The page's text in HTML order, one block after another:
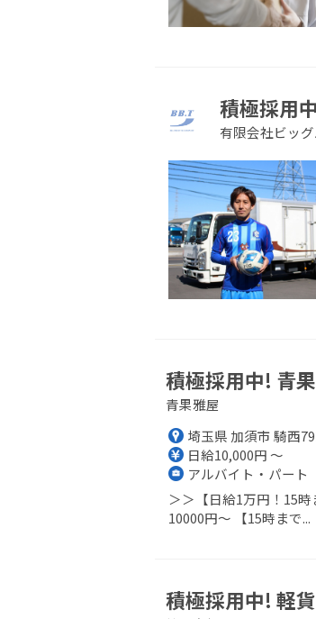
積極採用
有限会社ビッ
積極採用中! 青
青果雅屋
埼玉県 加須市 騎西
日給10,000円 ～
アルバイト・パート
＞＞【日給1万円！15
10000円～ 【15時まで...
積極採用中! 軽